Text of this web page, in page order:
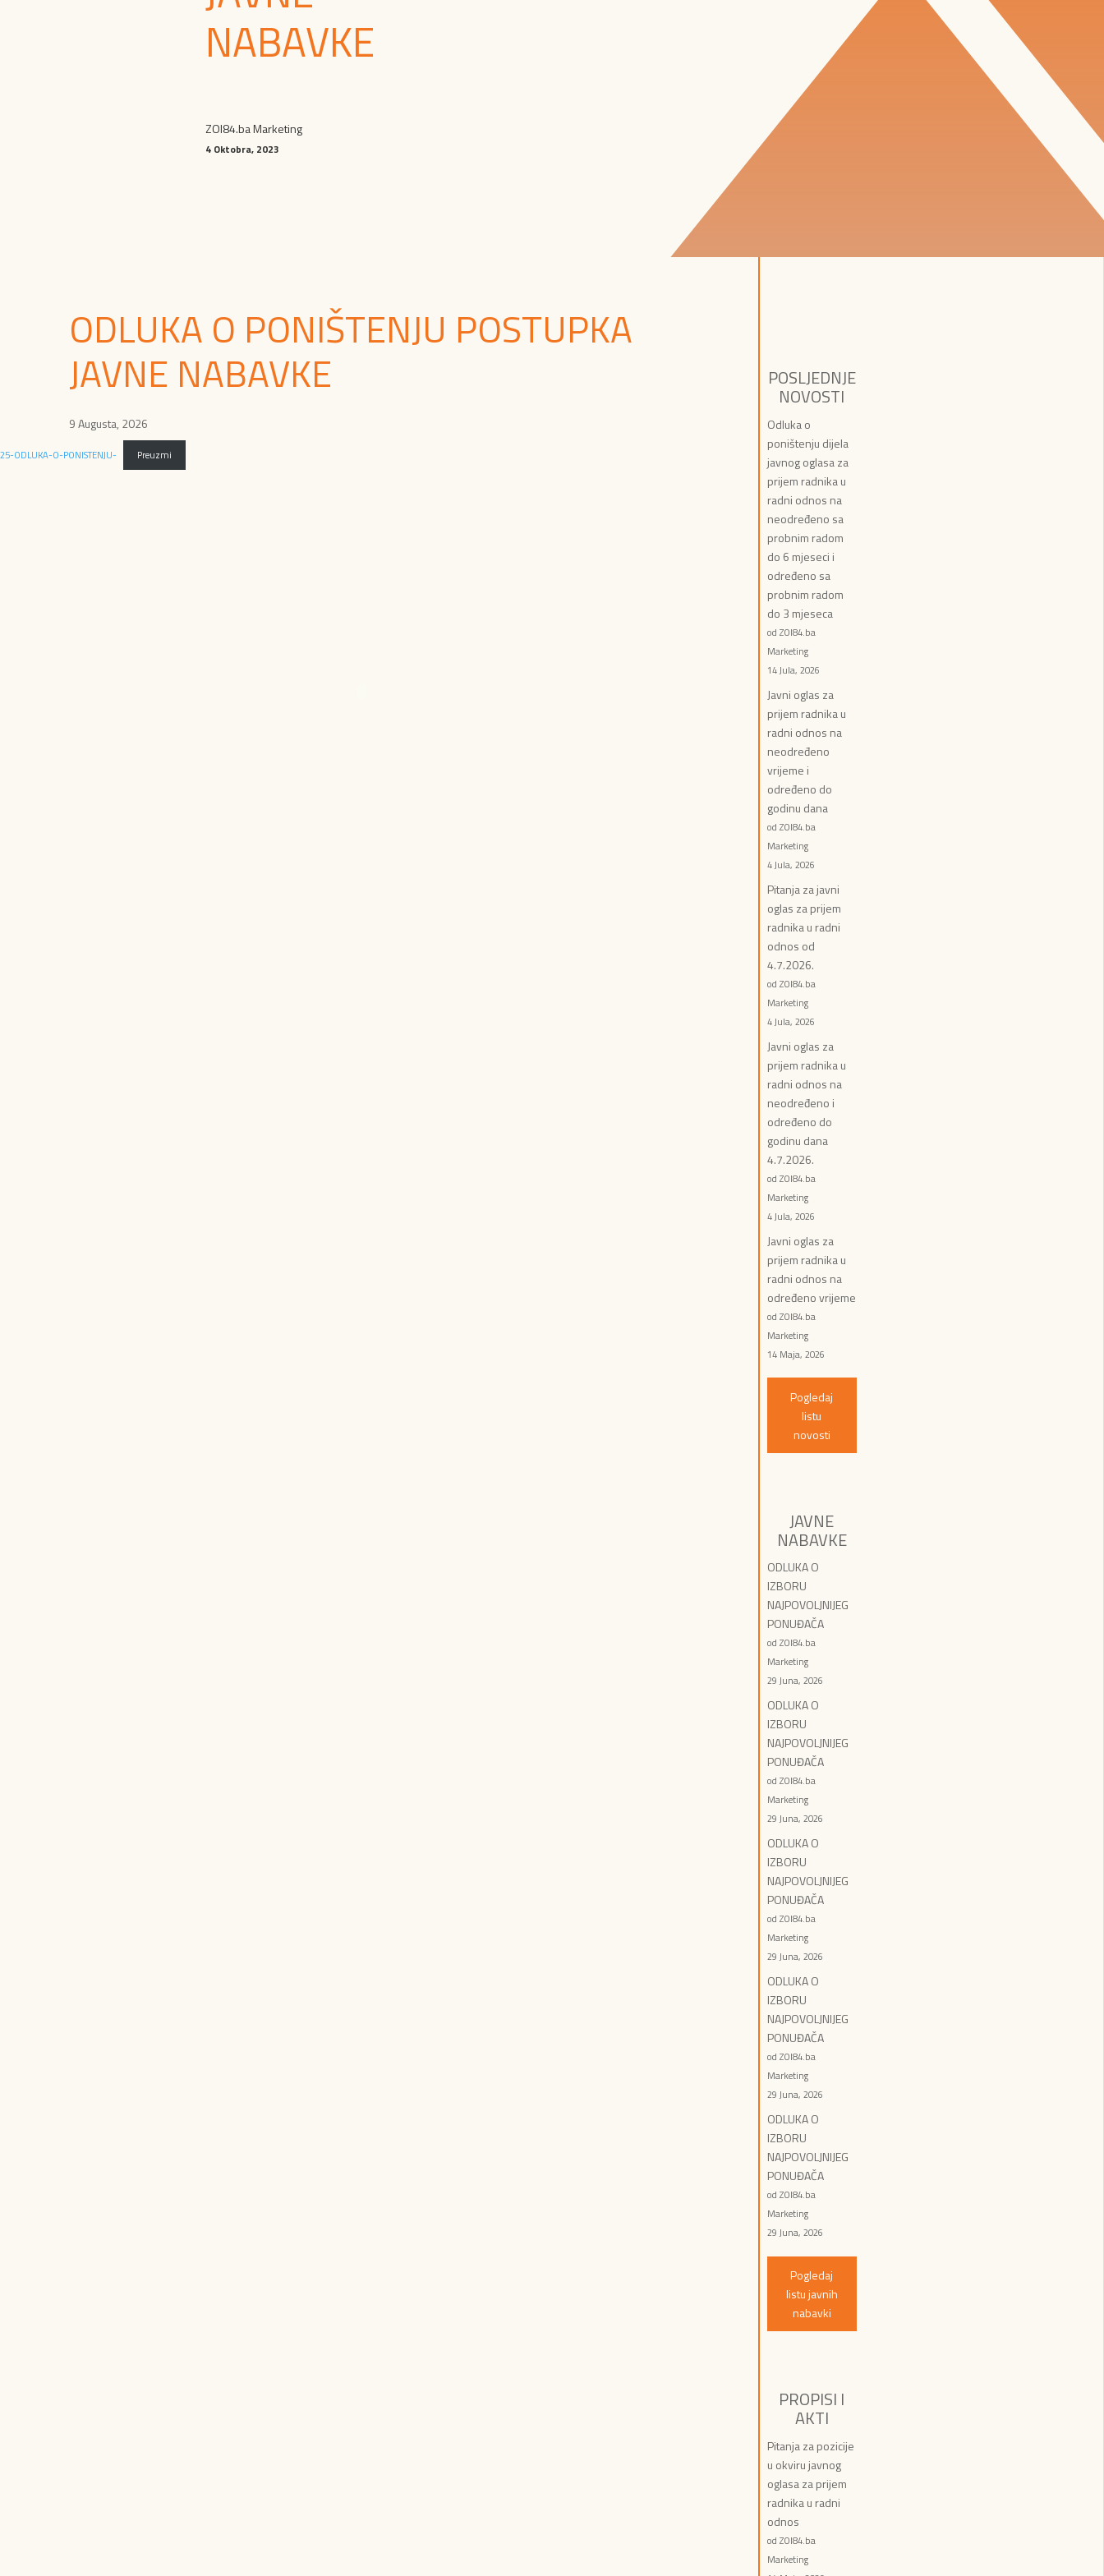
NABAVKE
ZOI84.ba Marketing
4 Oktobra, 2023
ODLUKA O PONIŠTENJU POSTUPKA
JAVNE NABAVKE
9 Augusta, 2026
25-ODLUKA-O-PONISTENJU- Preuzmi
POSLJEDNJE
NOVOSTI
Odluka o
poništenju dijela
javnog oglasa za
prijem radnika u
radni odnos na
neodređeno sa
probnim radom
do 6 mjeseci i
određeno sa
probnim radom
do 3 mjeseca
od ZOI84.ba
Marketing
14 Jula, 2026
Javni oglas za
prijem radnika u
radni odnos na
neodređeno
vrijeme i
određeno do
godinu dana
od ZOI84.ba
Marketing
4 Jula, 2026
Pitanja za javni
oglas za prijem
radnika u radni
odnos od
4.7.2026.
od ZOI84.ba
Marketing
4 Jula, 2026
Javni oglas za
prijem radnika u
radni odnos na
neodređeno i
određeno do
godinu dana
4.7.2026.
od ZOI84.ba
Marketing
4 Jula, 2026
Javni oglas za
prijem radnika u
radni odnos na
određeno vrijeme
od ZOI84.ba
Marketing
14 Maja, 2026
Pogledaj
listu
novosti
JAVNE
NABAVKE
ODLUKA O
IZBORU
NAJPOVOLJNIJEG
PONUĐAČA
od ZOI84.ba
Marketing
29 Juna, 2026
ODLUKA O
IZBORU
NAJPOVOLJNIJEG
PONUĐAČA
od ZOI84.ba
Marketing
29 Juna, 2026
ODLUKA O
IZBORU
NAJPOVOLJNIJEG
PONUĐAČA
od ZOI84.ba
Marketing
29 Juna, 2026
ODLUKA O
IZBORU
NAJPOVOLJNIJEG
PONUĐAČA
od ZOI84.ba
Marketing
29 Juna, 2026
ODLUKA O
IZBORU
NAJPOVOLJNIJEG
PONUĐAČA
od ZOI84.ba
Marketing
29 Juna, 2026
Pogledaj
listu javnih
nabavki
PROPISI I
AKTI
Pitanja za pozicije
u okviru javnog
oglasa za prijem
radnika u radni
odnos
od ZOI84.ba
Marketing